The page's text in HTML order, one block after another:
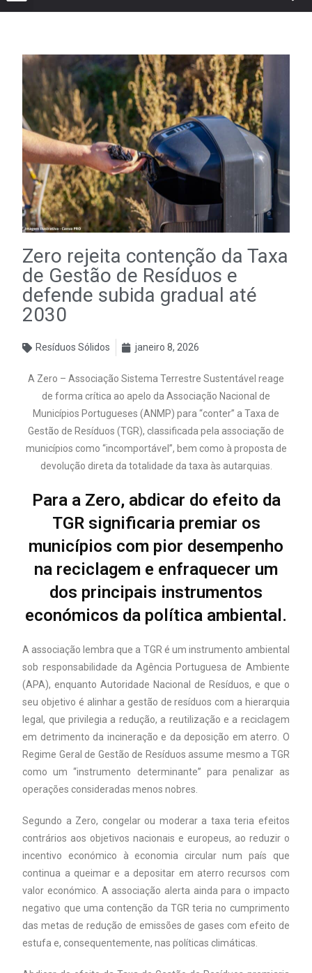
Zero rejeita contenção da Taxa
de Gestão de Resíduos e
defende subida gradual até
2030
Resíduos Sólidos janeiro 8, 2026
A Zero – Associação Sistema Terrestre Sustentável reage
de forma crítica ao apelo da Associação Nacional de
Municípios Portugueses (ANMP) para “conter” a Taxa de
Gestão de Resíduos (TGR), classificada pela associação de
municípios como “incomportável”, bem como à proposta de
devolução direta da totalidade da taxa às autarquias.
Para a Zero, abdicar do efeito da
TGR significaria premiar os
municípios com pior desempenho
na reciclagem e enfraquecer um
dos principais instrumentos
económicos da política ambiental.
A associação lembra que a TGR é um instrumento ambiental
sob responsabilidade da Agência Portuguesa de Ambiente
(APA), enquanto Autoridade Nacional de Resíduos, e que o
seu objetivo é alinhar a gestão de resíduos com a hierarquia
legal, que privilegia a redução, a reutilização e a reciclagem
em detrimento da incineração e da deposição em aterro. O
Regime Geral de Gestão de Resíduos assume mesmo a TGR
como um “instrumento determinante” para penalizar as
operações consideradas menos nobres.
Segundo a Zero, congelar ou moderar a taxa teria efeitos
contrários aos objetivos nacionais e europeus, ao reduzir o
incentivo económico à economia circular num país que
continua a queimar e a depositar em aterro recursos com
valor económico. A associação alerta ainda para o impacto
negativo que uma contenção da TGR teria no cumprimento
das metas de redução de emissões de gases com efeito de
estufa e, consequentemente, nas políticas climáticas.